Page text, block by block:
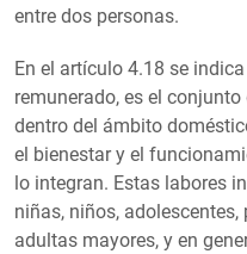
entre dos personas.
En el artículo 4.18 se
remunerado, es el
dentro del ámbito
el bienestar y el
lo integran. Estas labores
niñas, niños,
adultas mayores, y en